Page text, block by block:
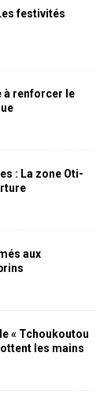
festivités
à renforcer le
: La zone Oti-
aux
« Tchoukoutou
les mains